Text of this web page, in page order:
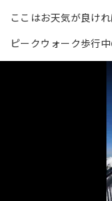
ここはお天気が良け
ピークウォーク歩行